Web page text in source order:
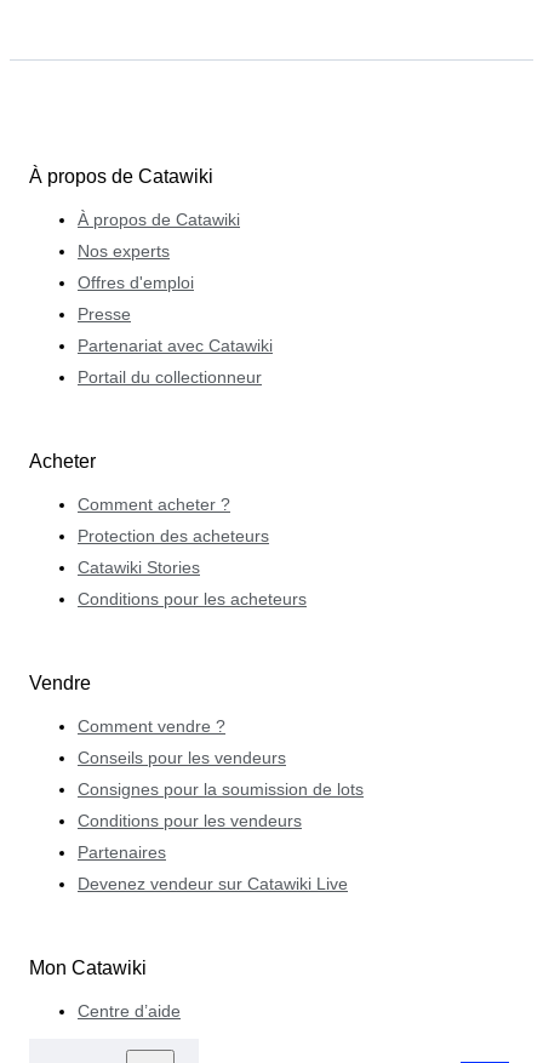
À propos de Catawiki
À propos de Catawiki
Nos experts
Offres d'emploi
Presse
Partenariat avec Catawiki
Portail du collectionneur
Acheter
Comment acheter ?
Protection des acheteurs
Catawiki Stories
Conditions pour les acheteurs
Vendre
Comment vendre ?
Conseils pour les vendeurs
Consignes pour la soumission de lots
Conditions pour les vendeurs
Partenaires
Devenez vendeur sur Catawiki Live
Mon Catawiki
Centre d’aide